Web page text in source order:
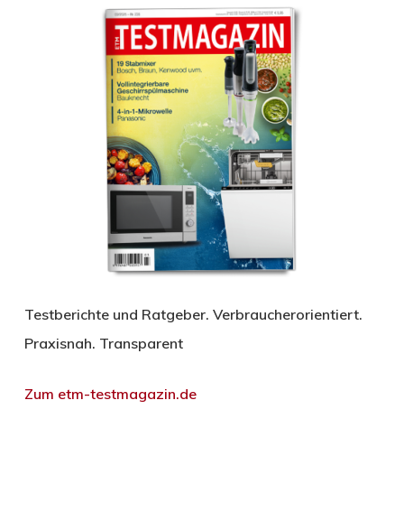
Testberichte und Ratgeber. Verbraucherorientiert.
Praxisnah. Transparent
Zum etm-testmagazin.de